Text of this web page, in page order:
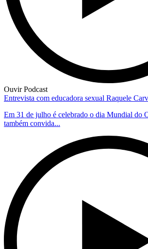
Ouvir Podcast
Entrevista com educadora sexual Raquele
Em 31 de julho é celebrado o dia Mundial do
também convida...